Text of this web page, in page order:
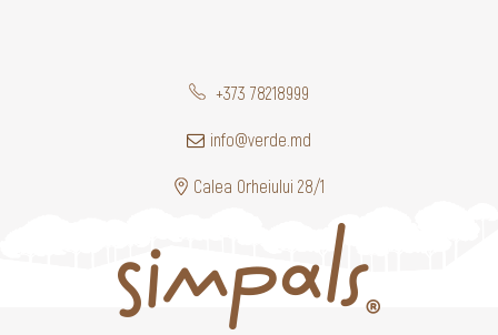
+373 78218999
info@verde.md
Calea Orheiului 28/1